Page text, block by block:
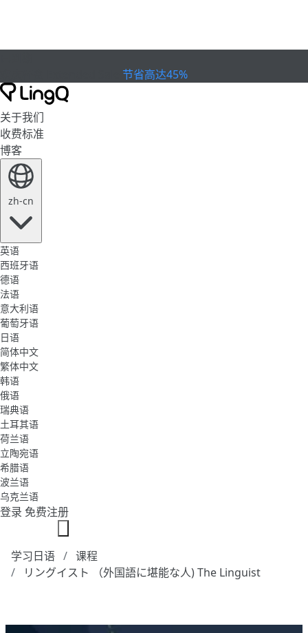
节省高达45%
关于我们
收费标准
博客
zh-cn
英语
西班牙语
德语
法语
意大利语
葡萄牙语
日语
简体中文
繁体中文
韩语
俄语
瑞典语
土耳其语
荷兰语
立陶宛语
希腊语
波兰语
乌克兰语
登录 免费注册
学习日语
课程
リングイスト （外国語に堪能な人) The Linguist